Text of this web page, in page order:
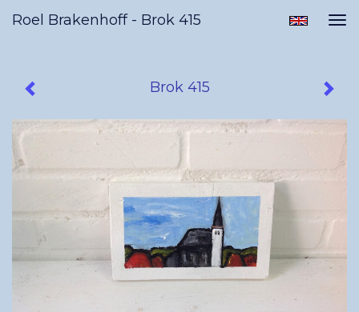
Roel Brakenhoff - Brok 415
Brok 415